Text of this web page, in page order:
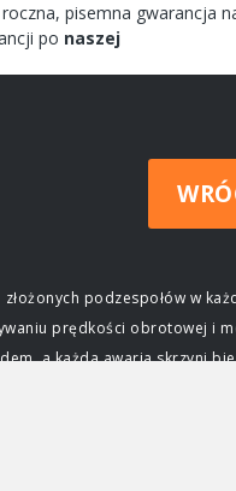
pisemna gwarancja
po naszej
podzespołów w
prędkości obrotowej i
a każda awaria skrzyni